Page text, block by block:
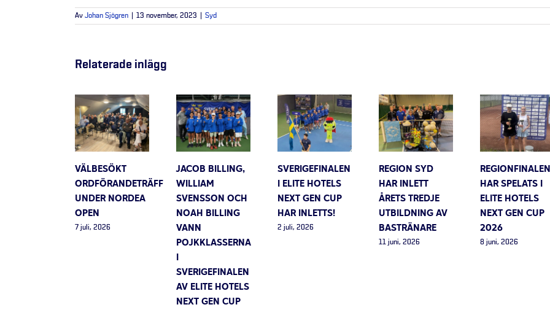
Av Johan Sjögren 13 november, 2023 Syd
Relaterade inlägg
VÄLBESÖKT
ORDFÖRANDETRÄFF
UNDER NORDEA
OPEN
7 juli, 2026
JACOB BILLING,
WILLIAM
SVENSSON OCH
NOAH BILLING
VANN
POJKKLASSERNA
I
SVERIGEFINALEN
AV ELITE HOTELS
NEXT GEN CUP
SVERIGEFINALEN
I ELITE HOTELS
NEXT GEN CUP
HAR INLETTS!
2 juli, 2026
REGION SYD
HAR INLETT
ÅRETS TREDJE
UTBILDNING AV
BASTRÄNARE
11 juni, 2026
REGIONFINALEN
HAR SPELATS I
ELITE HOTELS
NEXT GEN CUP
2026
8 juni, 2026